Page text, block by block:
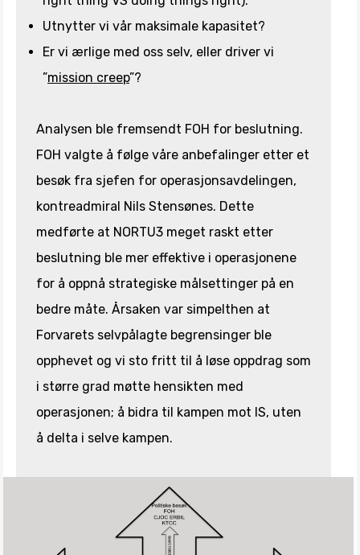
Utnytter vi vår maksimale kapasitet?
Er vi ærlige med oss selv, eller driver vi
”mission creep”?
Analysen ble fremsendt FOH for beslutning.
FOH valgte å følge våre anbefalinger etter et
besøk fra sjefen for operasjonsavdelingen,
kontreadmiral Nils Stensønes. Dette
medførte at NORTU3 meget raskt etter
beslutning ble mer effektive i operasjonene
for å oppnå strategiske målsettinger på en
bedre måte. Årsaken var simpelthen at
Forvarets selvpålagte begrensinger ble
opphevet og vi sto fritt til å løse oppdrag som
i større grad møtte hensikten med
operasjonen; å bidra til kampen mot IS, uten
å delta i selve kampen.